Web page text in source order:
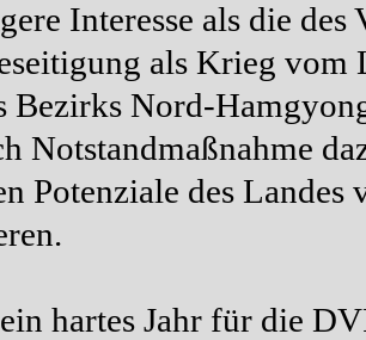
Interesse als die des
als Krieg
Bezirks Nord-
Notstandmaßnahme
Potenziale des
hartes Jahr für die